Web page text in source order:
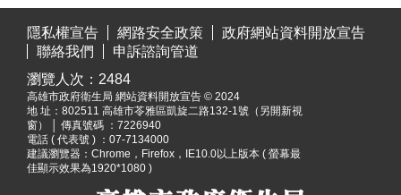
隱私權宣告
網路安全政策
政府網站資料開放宣告
聯絡我們
申訴諮詢管道
瀏覽人次： 2484
高雄市政府衛生局 網站資料開放宣告 © 2024
地 址： 802511 高雄市苓雅區凱旋二路132-1號（另開新視
窗）
│ 傳真號碼 ：7226940
電話 ( 代表號 ) ：07-7134000
建議瀏覽器：Chrome，Firefox，IE10.0以上版本 ( 螢幕最
佳顯示效果為1920*1080 )